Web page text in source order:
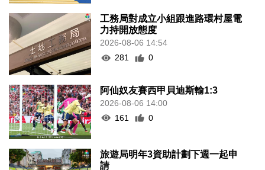
工務局對成立小組跟進路環村屋電
力持開放態度
2026-08-06 14:54
281
0
阿仙奴友賽西甲貝迪斯輸1:3
2026-08-06 14:00
161
0
旅遊局明年3資助計劃下週一起申
請